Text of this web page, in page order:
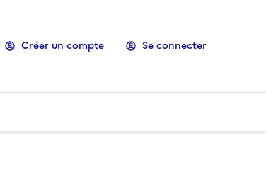
Créer un compte Se connecter